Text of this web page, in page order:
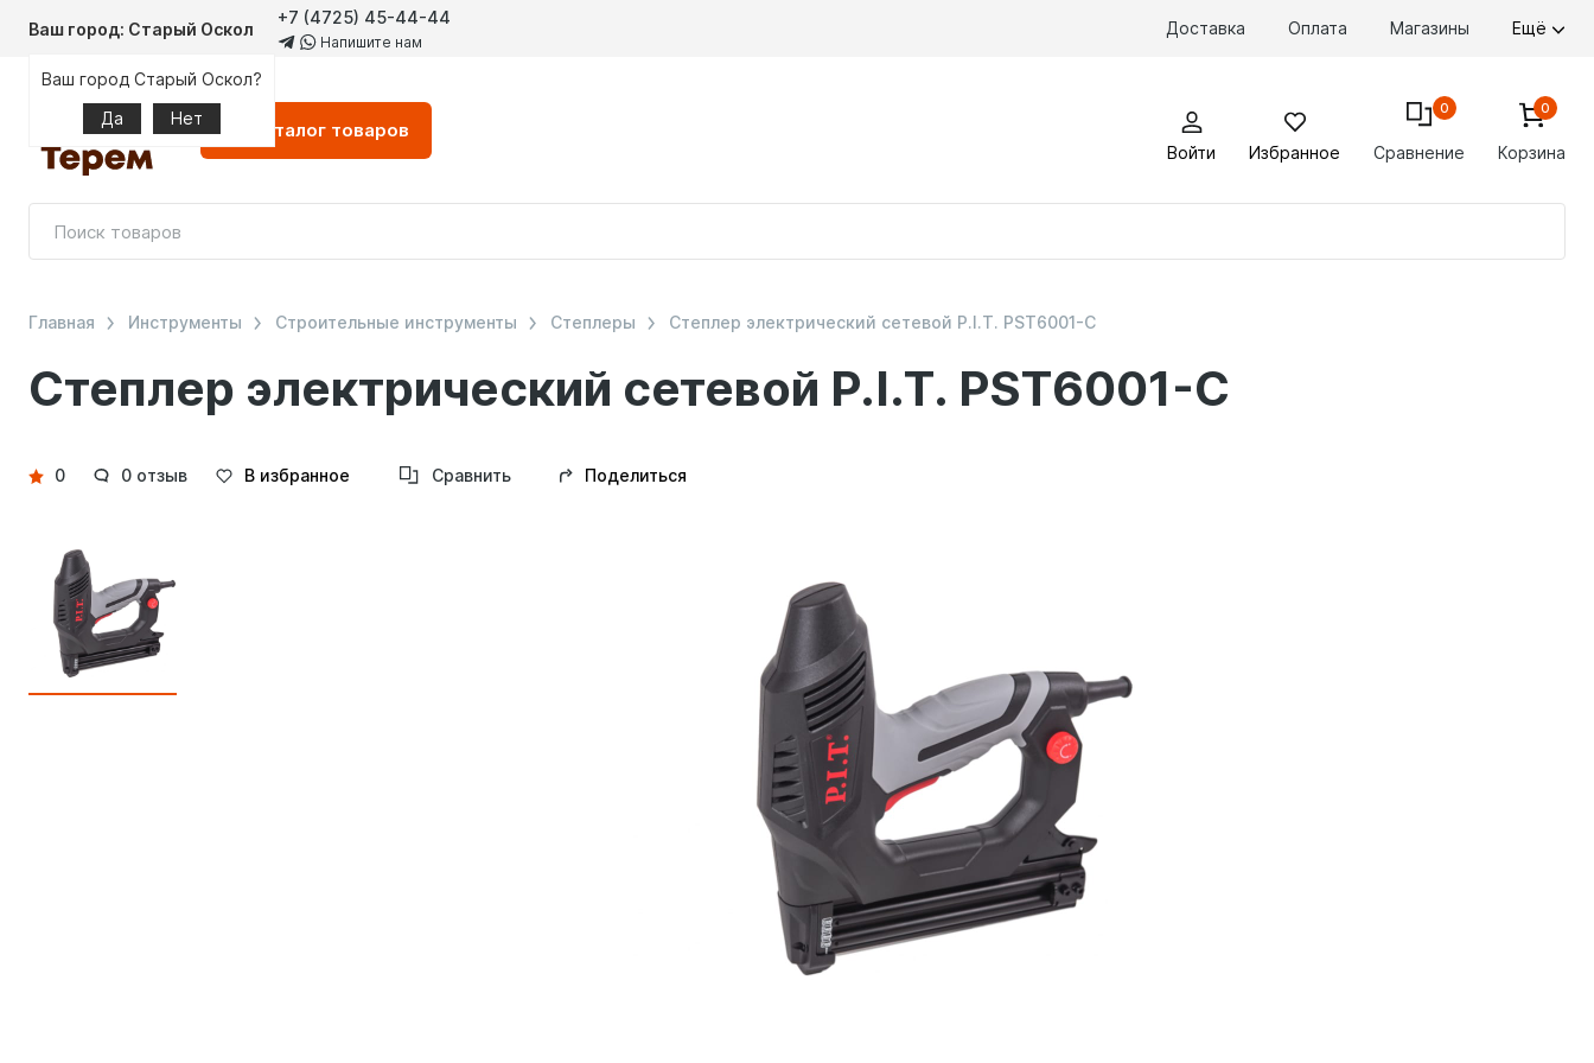
Ваш город: Старый Оскол
Ваш город Старый Оскол?
Да
Нет
+7 (4725) 45-44-44
Напишите нам
Доставка Оплата Магазины Ещё
Каталог товаров
Войти Избранное Сравнение
0
Корзина
0
Степлер электрический сетевой P.I.T. PST6001-C
Главная Инструменты Строительные инструменты Степлеры Степлер электрический сетевой P.I.T. PST6001-C
Детали
0 0 отзыв В избранное Сравнить Поделиться